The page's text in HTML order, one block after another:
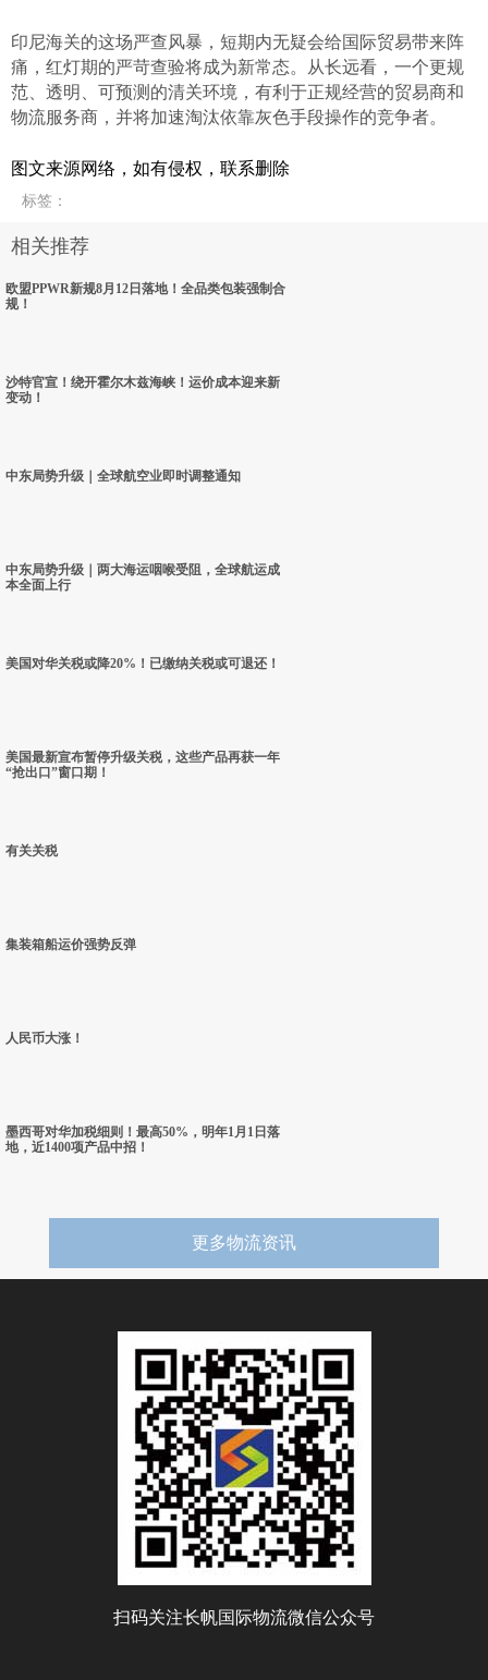
印尼海关的这场严查风暴，短期内无疑会给国际贸易带来阵
痛，红灯期的严苛查验将成为新常态。从长远看，一个更规
范、透明、可预测的清关环境，有利于正规经营的贸易商和
物流服务商，并将加速淘汰依靠灰色手段操作的竞争者。
图文来源网络，如有侵权，联系删除
标签 ：
相关推荐
欧盟PPWR新规8月12日落地！全品类包装强制合
规！
沙特官宣！绕开霍尔木兹海峡！运价成本迎来新
变动！
中东局势升级｜全球航空业即时调整通知
中东局势升级｜两大海运咽喉受阻，全球航运成
本全面上行
美国对华关税或降20%！已缴纳关税或可退还！
美国最新宣布暂停升级关税，这些产品再获一年
“抢出口”窗口期！
有关关税
集装箱船运价强势反弹
人民币大涨！
墨西哥对华加税细则！最高50%，明年1月1日落
地，近1400项产品中招！
更多物流资讯
扫码关注长帆国际物流微信公众号